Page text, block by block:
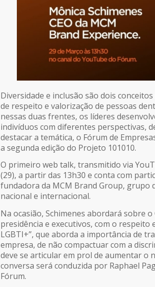
Diversidade e inclusão são dois
de respeito e valorização de pessoas
nessas duas frentes, os líderes
indivíduos com diferentes perspectivas,
destacar a temática, o Fórum de
a segunda edição do Projeto 101010.
O primeiro web talk, transmitido via
(29), a partir das 13h30 e conta com
fundadora da MCM Brand Group, grupo
nacional e internacional.
Na ocasião, Schimenes abordará sobre
presidência e executivos, com o respeito
LGBTI+”, que aborda a importância de
empresa, de não compactuar com a
deve se articular em prol de aumentar o
conversa será conduzida por Raphael
Fórum.